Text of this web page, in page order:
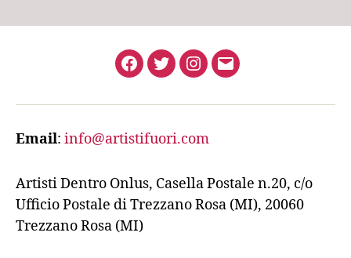
Facebook
TwitterInstagram
Email
Email: info@artistifuori.com
Artisti Dentro Onlus, Casella Postale n.20, c/o
Ufficio Postale di Trezzano Rosa (MI), 20060
Trezzano Rosa (MI)